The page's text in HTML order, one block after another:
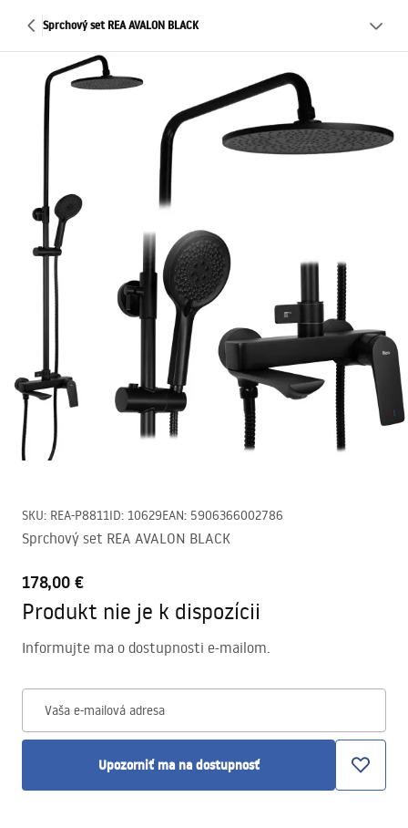
Sprchový set REA AVALON BLACK
SKU: REA-P8811ID: 10629EAN: 5906366002786
Sprchový set REA AVALON BLACK
178,00 €
Produkt nie je k dispozícii
Informujte ma o dostupnosti e-mailom.
Vaša e-mailová adresa
Upozorniť ma na dostupnosť